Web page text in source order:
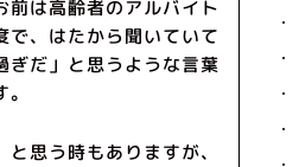
前は高齢者のアルバイト
で、はたから聞いていて
ぎだ」と思うような言葉
と思う時もありますが、